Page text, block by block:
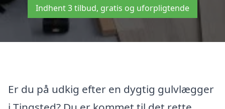
Indhent 3 tilbud, gratis og uforpligtende
Er du på udkig efter en dygtig gulvlægger